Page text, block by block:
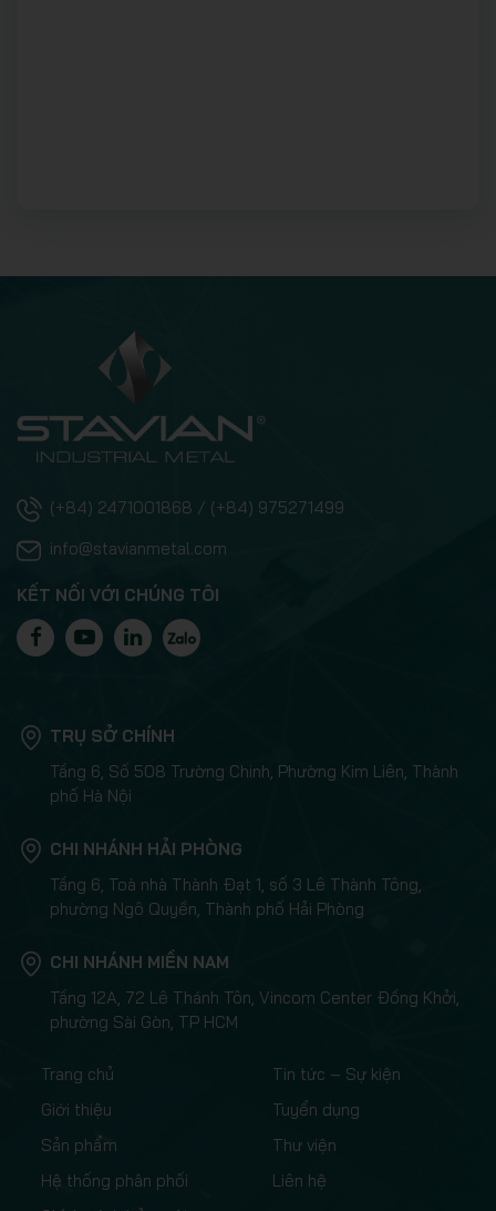
(+84) 2471001868 / (+84) 975271499
info@stavianmetal.com
KẾT NỐI VỚI CHÚNG TÔI
TRỤ SỞ CHÍNH
Tầng 6, Số 508 Trường Chinh, Phường Kim Liên, Thành
phố Hà Nội
CHI NHÁNH HẢI PHÒNG
Tầng 6, Toà nhà Thành Đạt 1, số 3 Lê Thành Tông,
phường Ngô Quyền, Thành phố Hải Phòng
CHI NHÁNH MIỀN NAM
Tầng 12A, 72 Lê Thánh Tôn, Vincom Center Đồng Khởi,
phường Sài Gòn, TP HCM
Trang chủ
Giới thiệu
Sản phẩm
Hệ thống phân phối
Tin tức – Sự kiện
Tuyển dụng
Thư viện
Liên hệ